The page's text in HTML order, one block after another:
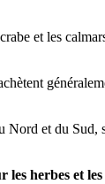
et les
et du
les herbes et les